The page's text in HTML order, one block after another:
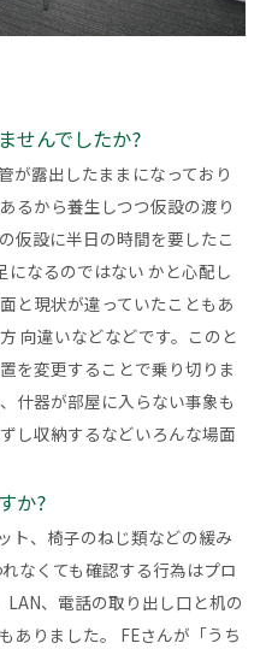
せんでしたか?
露出したままになっており
るから養生しつつ仮設の渡り
仮設に半日の時間を要したこ
になるのではない かと心配し
と現状が違っていたこともあ
向違いなどなどです。このと
を変更することで乗り切りま
什器が部屋に入らない事象も
し収納するなどいろんな場面
か?
、椅子のねじ類などの緩み
なくても確認する行為はプロ
、電話の取り出し口と机の
ありました。 FEさんが「うち